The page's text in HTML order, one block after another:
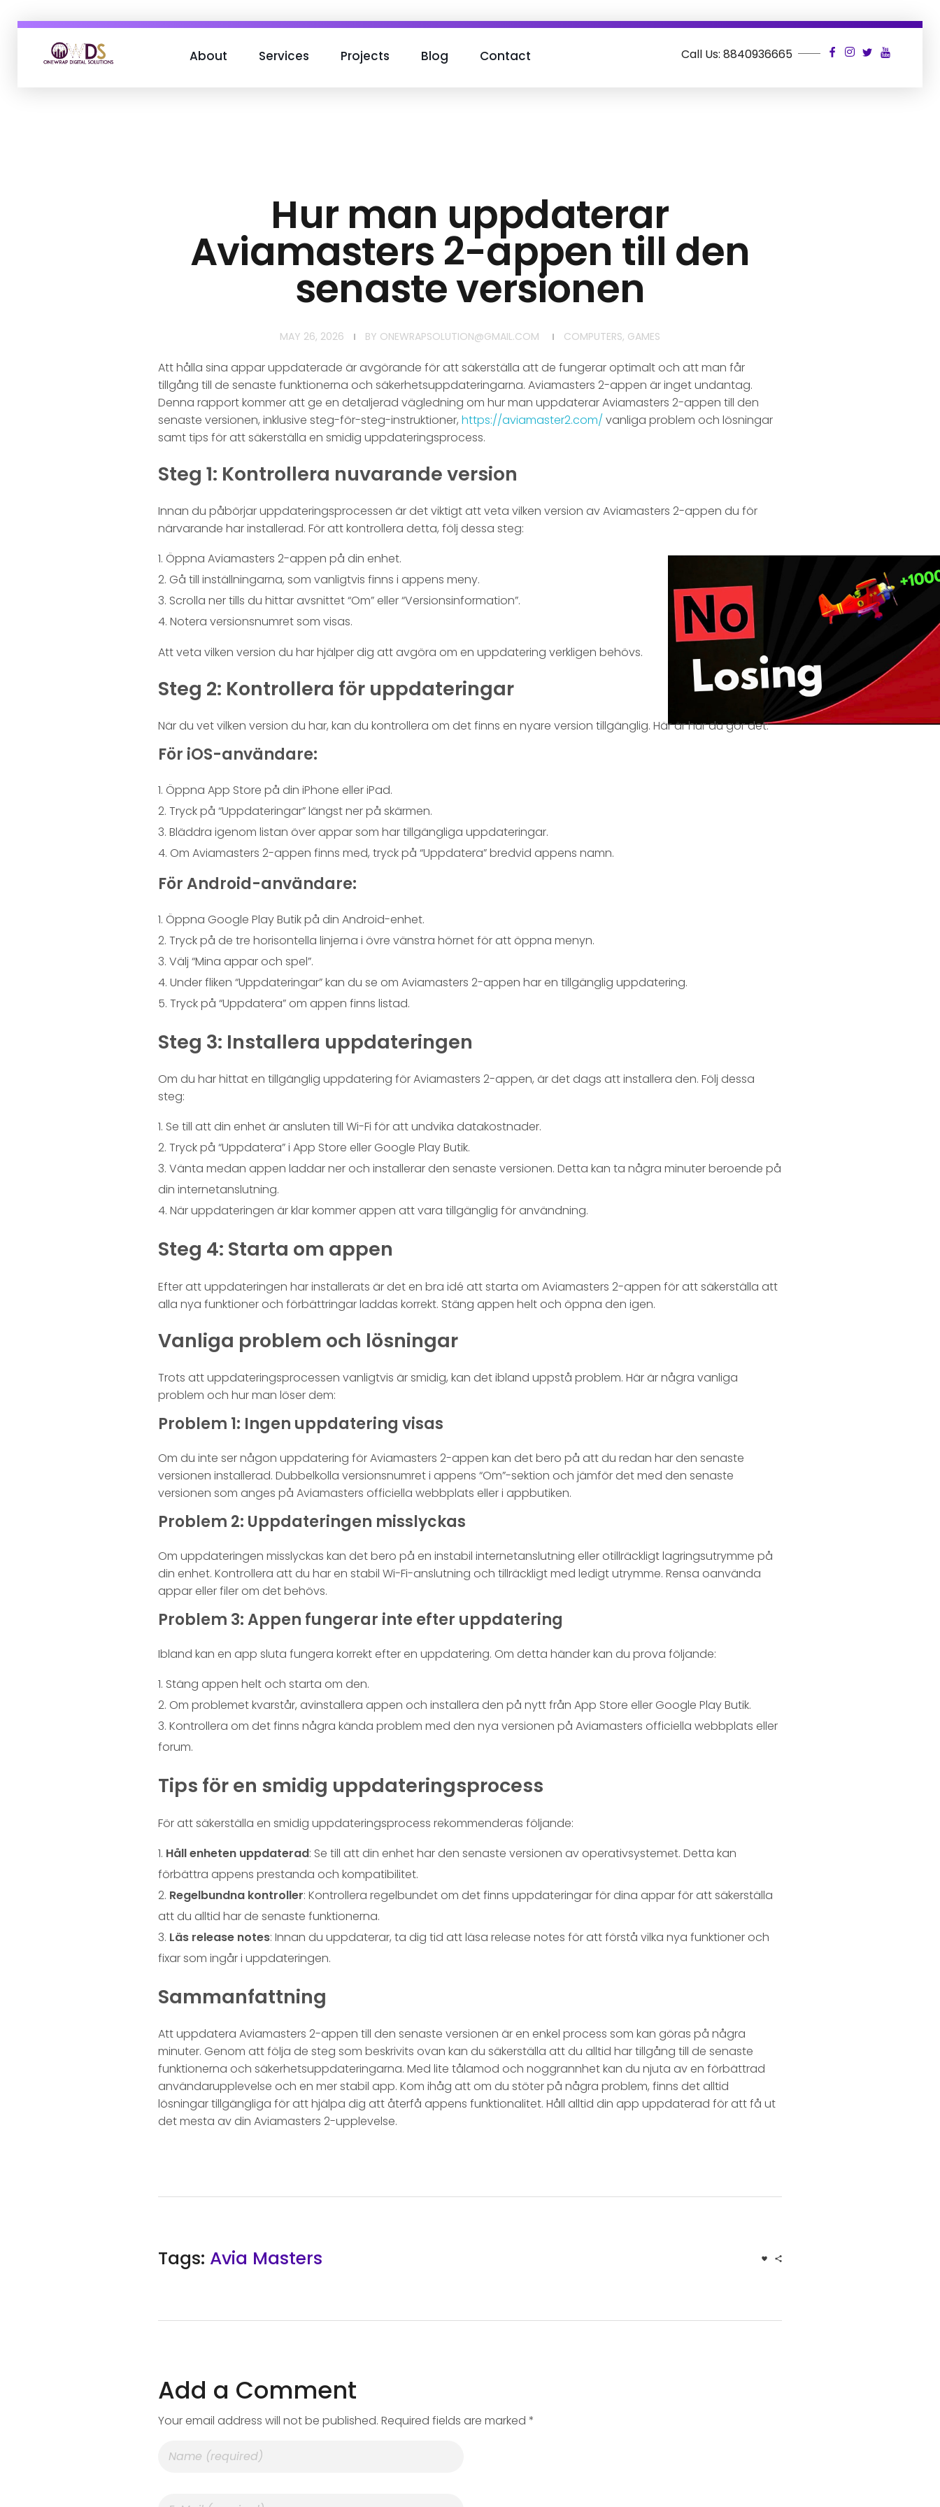
About Services Projects Blog Contact Call Us: 8840936665
Hur man uppdaterar
Aviamasters 2-appen till den
senaste versionen
MAY 26, 2026 BY ONEWRAPSOLUTION@GMAIL.COM COMPUTERS, GAMES
Att hålla sina appar uppdaterade är avgörande för att säkerställa att de fungerar optimalt och att man får
tillgång till de senaste funktionerna och säkerhetsuppdateringarna. Aviamasters 2-appen är inget undantag.
Denna rapport kommer att ge en detaljerad vägledning om hur man uppdaterar Aviamasters 2-appen till den
senaste versionen, inklusive steg-för-steg-instruktioner,https://aviamaster2.com/vanliga problem och lösningar
samt tips för att säkerställa en smidig uppdateringsprocess.
Steg 1: Kontrollera nuvarande version
Innan du påbörjar uppdateringsprocessen är det viktigt att veta vilken version av Aviamasters 2-appen du för
närvarande har installerad. För att kontrollera detta, följ dessa steg:
Öppna Aviamasters 2-appen på din enhet.
Gå till inställningarna, som vanligtvis finns i appens meny.
Scrolla ner tills du hittar avsnittet “Om” eller “Versionsinformation”.
Notera versionsnumret som visas.
Att veta vilken version du har hjälper dig att avgöra om en uppdatering verkligen behövs.
Steg 2: Kontrollera för uppdateringar
När du vet vilken version du har, kan du kontrollera om det finns en nyare version tillgänglig. Här är hur du gör det:
För iOS-användare:
Öppna App Store på din iPhone eller iPad.
Tryck på “Uppdateringar” längst ner på skärmen.
Bläddra igenom listan över appar som har tillgängliga uppdateringar.
Om Aviamasters 2-appen finns med, tryck på “Uppdatera” bredvid appens namn.
För Android-användare:
Öppna Google Play Butik på din Android-enhet.
Tryck på de tre horisontella linjerna i övre vänstra hörnet för att öppna menyn.
Välj “Mina appar och spel”.
Under fliken “Uppdateringar” kan du se om Aviamasters 2-appen har en tillgänglig uppdatering.
Tryck på “Uppdatera” om appen finns listad.
Steg 3: Installera uppdateringen
Om du har hittat en tillgänglig uppdatering för Aviamasters 2-appen, är det dags att installera den. Följ dessa
steg:
Se till att din enhet är ansluten till Wi-Fi för att undvika datakostnader.
Tryck på “Uppdatera” i App Store eller Google Play Butik.
Vänta medan appen laddar ner och installerar den senaste versionen. Detta kan ta några minuter beroende på
din internetanslutning.
När uppdateringen är klar kommer appen att vara tillgänglig för användning.
Steg 4: Starta om appen
Efter att uppdateringen har installerats är det en bra idé att starta om Aviamasters 2-appen för att säkerställa att
alla nya funktioner och förbättringar laddas korrekt. Stäng appen helt och öppna den igen.
Vanliga problem och lösningar
Trots att uppdateringsprocessen vanligtvis är smidig, kan det ibland uppstå problem. Här är några vanliga
problem och hur man löser dem:
Problem 1: Ingen uppdatering visas
Om du inte ser någon uppdatering för Aviamasters 2-appen kan det bero på att du redan har den senaste
versionen installerad. Dubbelkolla versionsnumret i appens “Om”-sektion och jämför det med den senaste
versionen som anges på Aviamasters officiella webbplats eller i appbutiken.
Problem 2: Uppdateringen misslyckas
Om uppdateringen misslyckas kan det bero på en instabil internetanslutning eller otillräckligt lagringsutrymme på
din enhet. Kontrollera att du har en stabil Wi-Fi-anslutning och tillräckligt med ledigt utrymme. Rensa oanvända
appar eller filer om det behövs.
Problem 3: Appen fungerar inte efter uppdatering
Ibland kan en app sluta fungera korrekt efter en uppdatering. Om detta händer kan du prova följande:
Stäng appen helt och starta om den.
Om problemet kvarstår, avinstallera appen och installera den på nytt från App Store eller Google Play Butik.
Kontrollera om det finns några kända problem med den nya versionen på Aviamasters officiella webbplats eller
forum.
Tips för en smidig uppdateringsprocess
För att säkerställa en smidig uppdateringsprocess rekommenderas följande:
Håll enheten uppdaterad: Se till att din enhet har den senaste versionen av operativsystemet. Detta kan
förbättra appens prestanda och kompatibilitet.
Regelbundna kontroller: Kontrollera regelbundet om det finns uppdateringar för dina appar för att säkerställa
att du alltid har de senaste funktionerna.
Läs release notes: Innan du uppdaterar, ta dig tid att läsa release notes för att förstå vilka nya funktioner och
fixar som ingår i uppdateringen.
Sammanfattning
Att uppdatera Aviamasters 2-appen till den senaste versionen är en enkel process som kan göras på några
minuter. Genom att följa de steg som beskrivits ovan kan du säkerställa att du alltid har tillgång till de senaste
funktionerna och säkerhetsuppdateringarna. Med lite tålamod och noggrannhet kan du njuta av en förbättrad
användarupplevelse och en mer stabil app. Kom ihåg att om du stöter på några problem, finns det alltid
lösningar tillgängliga för att hjälpa dig att återfå appens funktionalitet. Håll alltid din app uppdaterad för att få ut
det mesta av din Aviamasters 2-upplevelse.
Tags: Avia Masters
Add a Comment
Your email address will not be published. Required fields are marked *